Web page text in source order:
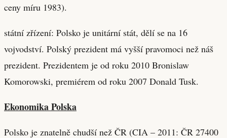
ceny míru 1983).
státní zřízení: Polsko je unitární stát, dělí se na 16
vojvodství. Polský prezident má vyšší pravomoci než náš
prezident. Prezidentem je od roku 2010 Bronislaw
Komorowski, premiérem od roku 2007 Donald Tusk.
Ekonomika Polska
Polsko je znatelně chudší než ČR (CIA – 2011: ČR 27400